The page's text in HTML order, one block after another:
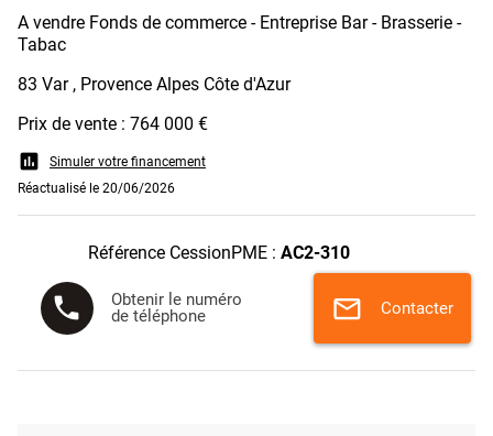
A vendre Fonds de commerce - Entreprise Bar - Brasserie -
Tabac
83 Var , Provence Alpes Côte d'Azur
Prix de vente : 764 000 €
assessment
Simuler votre financement
Réactualisé le 20/06/2026
Référence CessionPME : AC2-310
phone
Obtenir le numéro
de téléphone
mail Contacter